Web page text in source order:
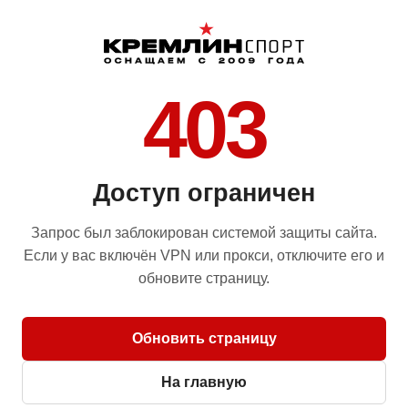
403
Доступ ограничен
Запрос был заблокирован системой защиты сайта.
Если у вас включён VPN или прокси, отключите его и
обновите страницу.
Обновить страницу
На главную